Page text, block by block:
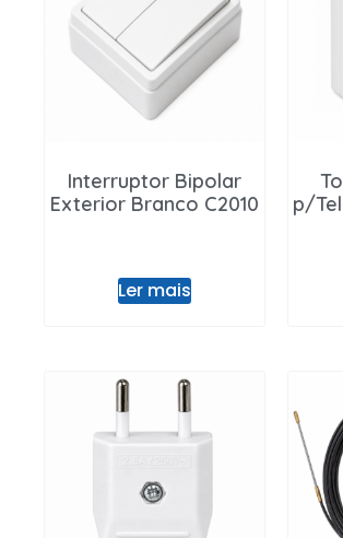
Interruptor Bipolar
Exterior Branco C2010
Ler mais
p/